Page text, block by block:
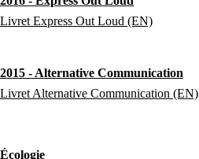
Livret Express Out Loud (EN)
2015 - Alternative Communication
Livret Alternative Communication (EN)
Écologie